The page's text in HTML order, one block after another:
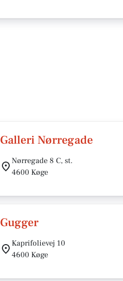
Galleri Nørregade
Nørregade 8 C, st.
4600 Køge
Gugger
Kaprifolievej 10
4600 Køge